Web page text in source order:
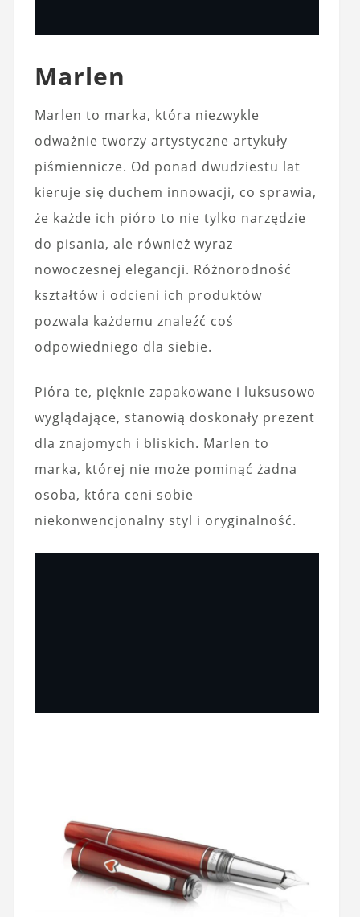
Marlen
Marlen to marka, która niezwykle
odważnie tworzy artystyczne artykuły
piśmiennicze. Od ponad dwudziestu lat
kieruje się duchem innowacji, co sprawia,
że każde ich pióro to nie tylko narzędzie
do pisania, ale również wyraz
nowoczesnej elegancji. Różnorodność
kształtów i odcieni ich produktów
pozwala każdemu znaleźć coś
odpowiedniego dla siebie.
Pióra te, pięknie zapakowane i luksusowo
wyglądające, stanowią doskonały prezent
dla znajomych i bliskich. Marlen to
marka, której nie może pominąć żadna
osoba, która ceni sobie
niekonwencjonalny styl i oryginalność.